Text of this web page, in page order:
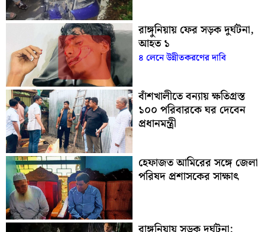
রাঙ্গুনিয়ায় ফের সড়ক দুর্ঘটনা,
আহত ১
৪ লেনে উন্নীতকরণের দাবি
বাঁশখালীতে বন্যায় ক্ষতিগ্রস্ত
১০০ পরিবারকে ঘর দেবেন
প্রধানমন্ত্রী
হেফাজত আমিরের সঙ্গে জেলা
পরিষদ প্রশাসকের সাক্ষাৎ